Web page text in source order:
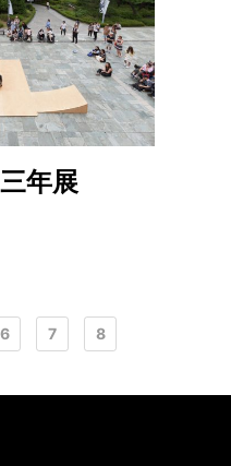
年展
6 7 8